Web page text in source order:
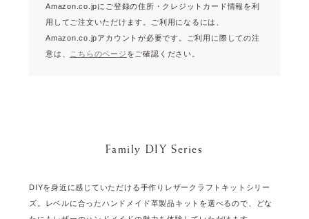
Amazon.co.jpにご登録の住所・クレジットカード情報を利
用してご注文いただけます。
ご利用になるには、
Amazon.co.jpアカウントが必要です。
ご利用に際しての注
意は、
こちらのページ をご確認ください。
Family DIY Series
DIYを身近に感じていただける手作りレザークラフトキットシリー
ズ。レベルに合ったハンドメイド革製品キットを選べるので、どな